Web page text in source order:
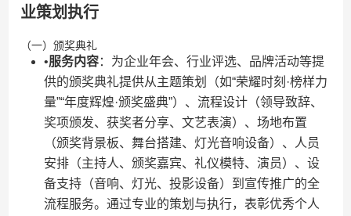
业策划执行
（一）颁奖典礼
•​​服务内容​​：为企业年会、行业评选、品牌活动等提
供的颁奖典礼提供从主题策划（如“荣耀时刻·榜样力
量”“年度辉煌·颁奖盛典”）、流程设计（领导致辞、
奖项颁发、获奖者分享、文艺表演）、场地布置
（颁奖背景板、舞台搭建、灯光音响设备）、人员
安排（主持人、颁奖嘉宾、礼仪模特、演员）、设
备支持（音响、灯光、投影设备）到宣传推广的全
流程服务。通过专业的策划与执行，表彰优秀个人